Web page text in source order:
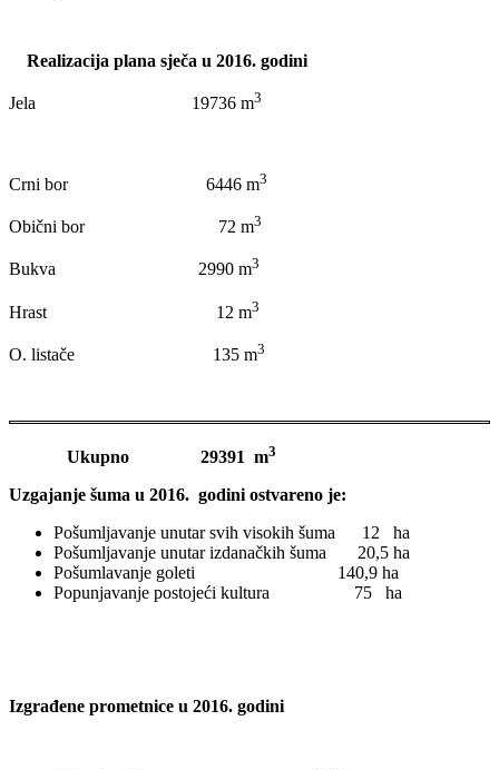
Realizacija plana sječa u 2016. godini
Jela 19736 m3
Crni bor 6446 m3
Obični bor 72 m3
Bukva 2990 m3
Hrast 12 m3
O. listače 135 m3
Ukupno 29391 m3
Uzgajanje šuma u 2016. godini ostvareno je:
Pošumljavanje unutar svih visokih šuma 12 ha
Pošumljavanje unutar izdanačkih šuma 20,5 ha
Pošumlavanje goleti 140,9 ha
Popunjavanje postojeći kultura 75 ha
Izgrađene prometnice u 2016. godini